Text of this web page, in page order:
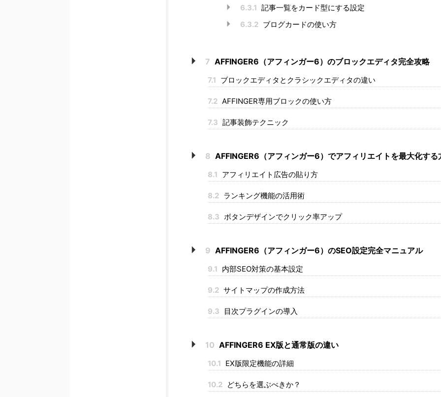
6.3.1 記事一覧をカード型にする設定
6.3.2 ブログカードの使い方
7 AFFINGER6（アフィンガー6）のブロックエディタ完全攻略
7.1 ブロックエディタとクラシックエディタの違い
7.2 AFFINGER専用ブロックの使い方
7.3 記事装飾テクニック
8 AFFINGER6（アフィンガー6）でアフィリエイトを最大化する
8.1 アフィリエイト広告の貼り方
8.2 ランキング機能の活用術
8.3 ボタンデザインでクリック率アップ
9 AFFINGER6（アフィンガー6）のSEO設定完全マニュアル
9.1 内部SEO対策の基本設定
9.2 サイトマップの作成方法
9.3 目次プラグインの導入
10 AFFINGER6 EX版と通常版の違い
10.1 EX版限定機能の詳細
10.2 どちらを選ぶべきか？